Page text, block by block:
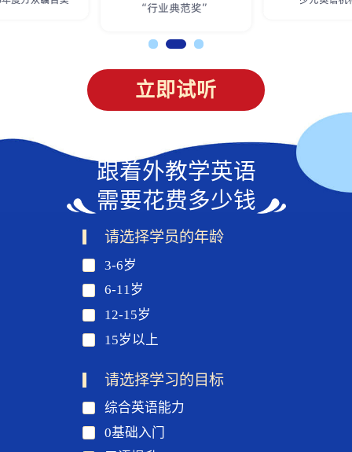
立即试听
跟着外教学英语
需要花费多少钱
请选择学员的年龄
3-6岁
6-11岁
12-15岁
15岁以上
请选择学习的目标
综合英语能力
0基础入门